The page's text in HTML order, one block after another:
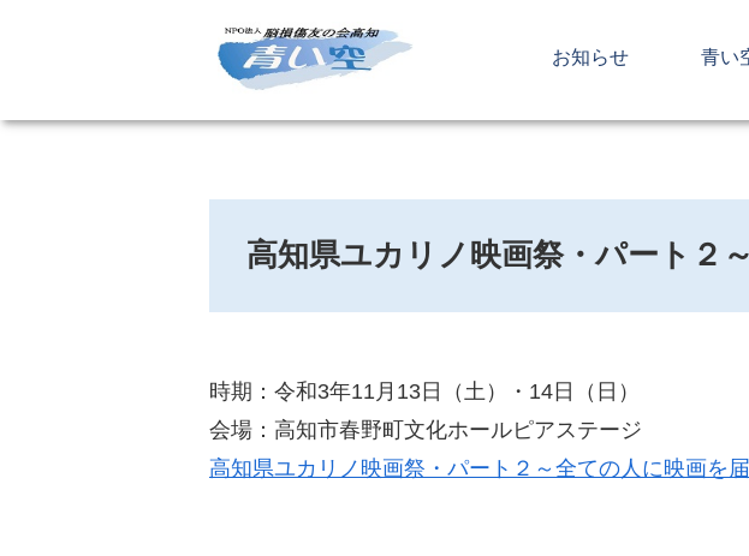
お知らせ 青い
高知県ユカリノ映画祭・パート２
時期：令和3年11月13日（土）・14日（日）
会場：高知市春野町文化ホールピアステージ
高知県ユカリノ映画祭・パート２～全ての人に映画を